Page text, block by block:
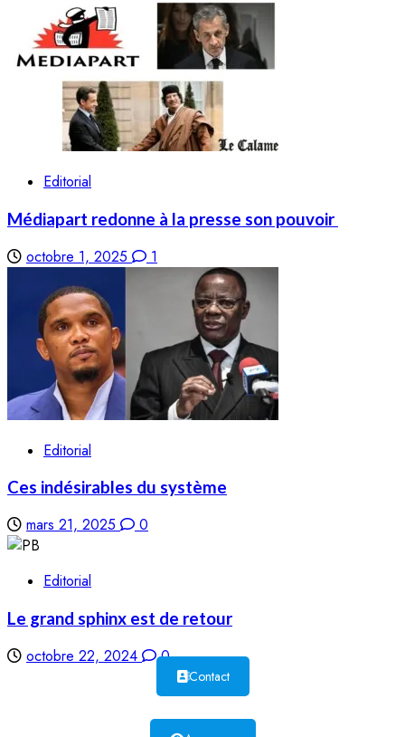
Editorial
Médiapart redonne à la presse son pouvoir
octobre 1, 2025 1
Editorial
Ces indésirables du système
mars 21, 2025 0
Editorial
Le grand sphinx est de retour
octobre 22, 2024 0
Contact